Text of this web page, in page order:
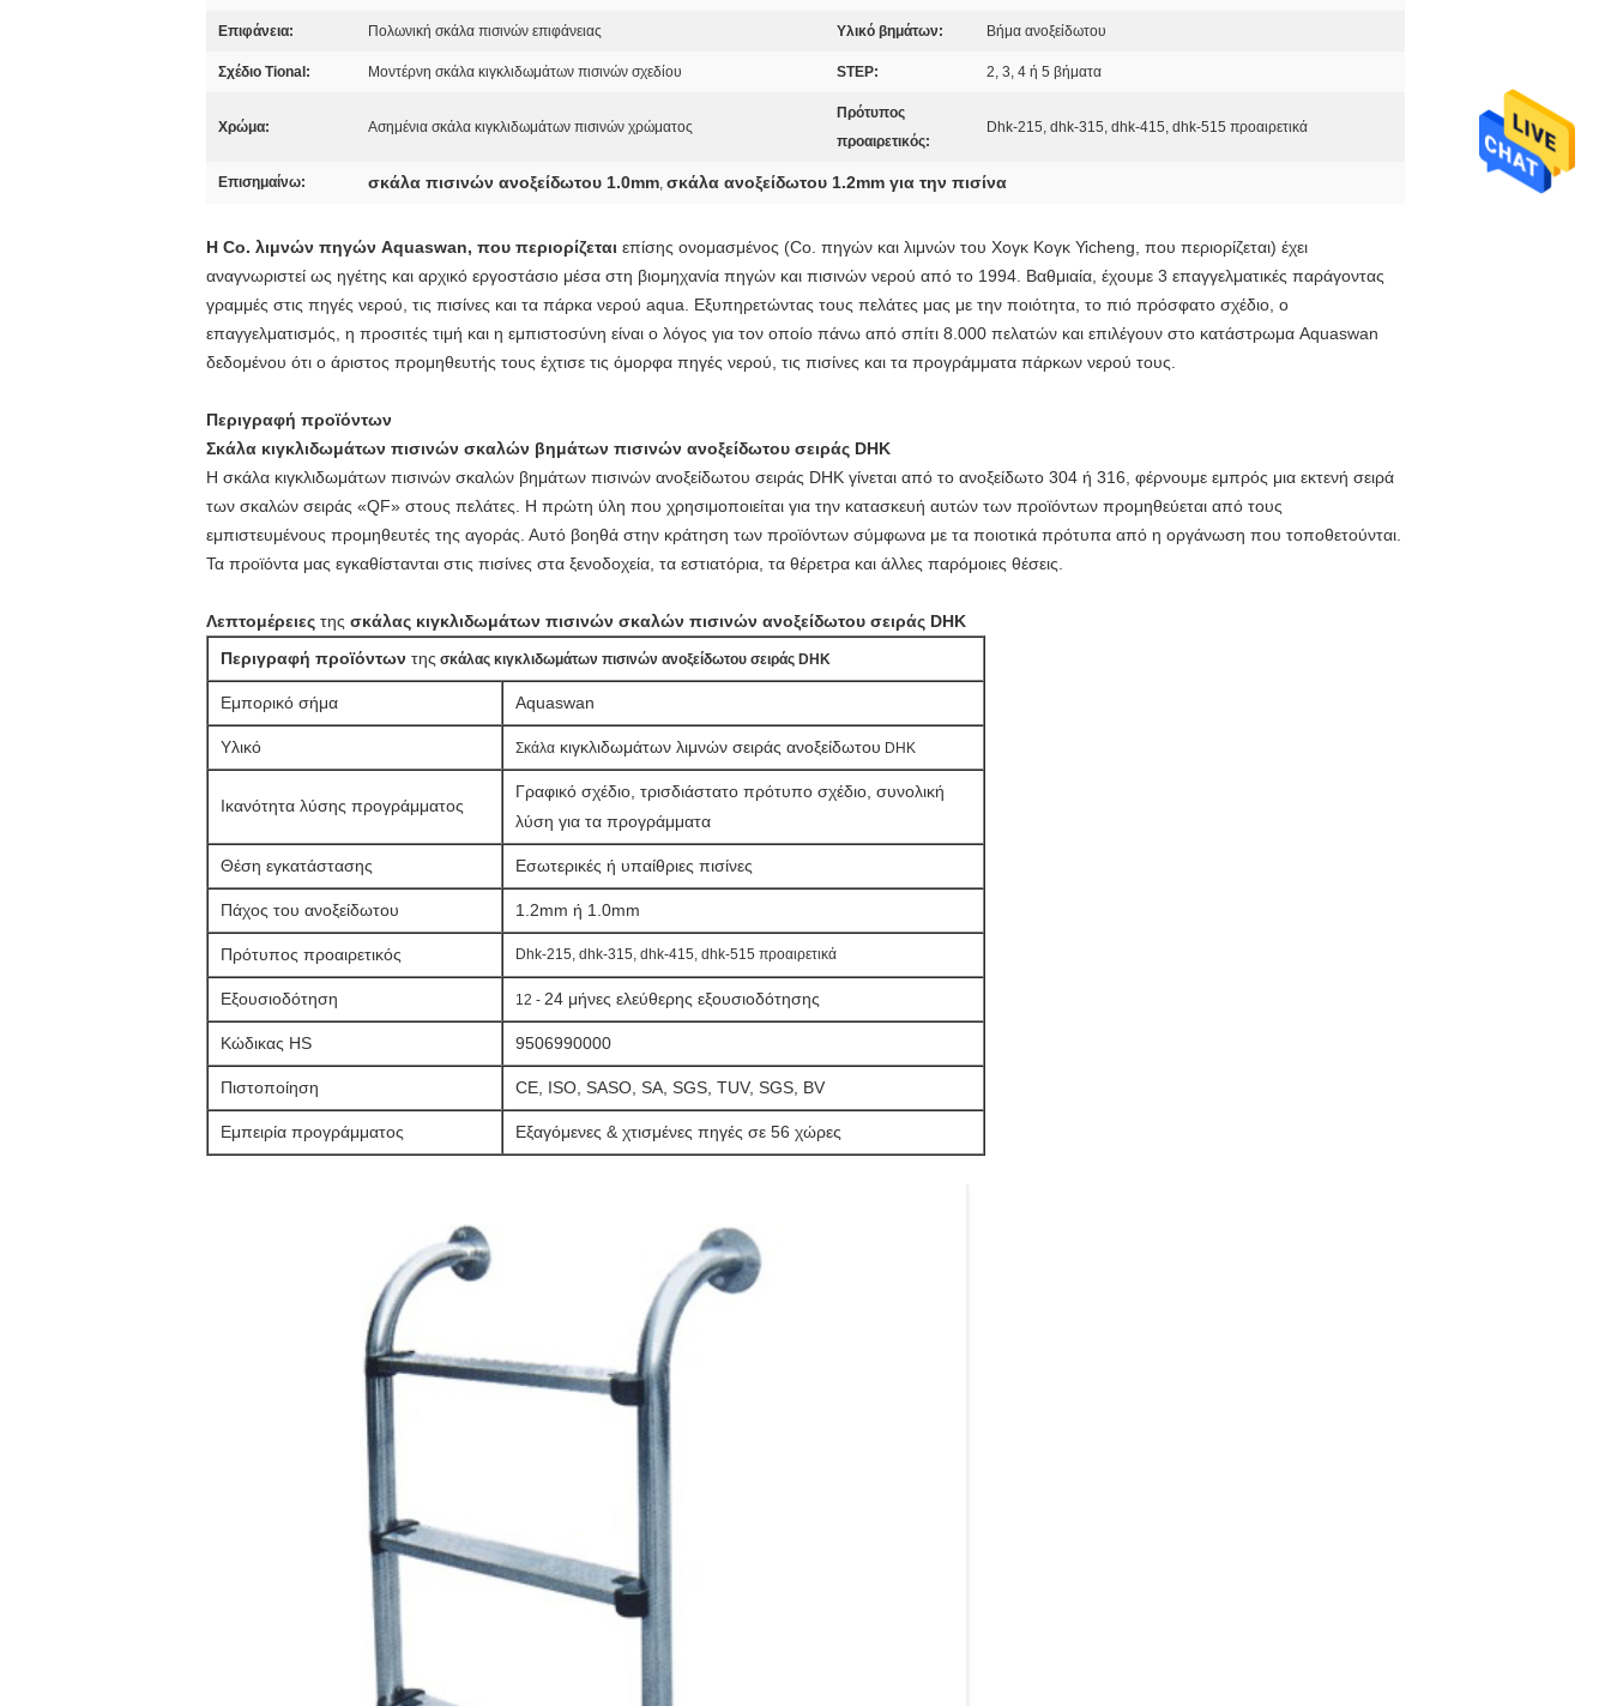
Επιφάνεια: Πολωνική σκάλα πισινών επιφάνειας Υλικό βημάτων: Βήμα ανοξείδωτου
Σχέδιο Tional: Μοντέρνη σκάλα κιγκλιδωμάτων πισινών σχεδίου STEP: 2, 3, 4 ή 5 βήματα
Χρώμα: Ασημένια σκάλα κιγκλιδωμάτων πισινών χρώματος
Πρότυπος
προαιρετικός:
Dhk-215, dhk-315, dhk-415, dhk-515 προαιρετικά
Επισημαίνω: σκάλα πισινών ανοξείδωτου 1.0mm, σκάλα ανοξείδωτου 1.2mm για την πισίνα
Η Co. λιμνών πηγών Aquaswan, που περιορίζεται επίσης ονομασμένος (Co. πηγών και λιμνών του Χογκ Κογκ Yicheng, που περιορίζεται) έχει
αναγνωριστεί ως ηγέτης και αρχικό εργοστάσιο μέσα στη βιομηχανία πηγών και πισινών νερού από το 1994. Βαθμιαία, έχουμε 3 επαγγελματικές παράγοντας
γραμμές στις πηγές νερού, τις πισίνες και τα πάρκα νερού aqua. Εξυπηρετώντας τους πελάτες μας με την ποιότητα, το πιό πρόσφατο σχέδιο, ο
επαγγελματισμός, η προσιτές τιμή και η εμπιστοσύνη είναι ο λόγος για τον οποίο πάνω από σπίτι 8.000 πελατών και επιλέγουν στο κατάστρωμα Aquaswan
δεδομένου ότι ο άριστος προμηθευτής τους έχτισε τις όμορφα πηγές νερού, τις πισίνες και τα προγράμματα πάρκων νερού τους.
Περιγραφή προϊόντων
Σκάλα κιγκλιδωμάτων πισινών σκαλών βημάτων πισινών ανοξείδωτου σειράς DHK
Η σκάλα κιγκλιδωμάτων πισινών σκαλών βημάτων πισινών ανοξείδωτου σειράς DHK γίνεται από το ανοξείδωτο 304 ή 316, φέρνουμε εμπρός μια εκτενή σειρά
των σκαλών σειράς «QF» στους πελάτες. Η πρώτη ύλη που χρησιμοποιείται για την κατασκευή αυτών των προϊόντων προμηθεύεται από τους
εμπιστευμένους προμηθευτές της αγοράς. Αυτό βοηθά στην κράτηση των προϊόντων σύμφωνα με τα ποιοτικά πρότυπα από η οργάνωση που τοποθετούνται.
Τα προϊόντα μας εγκαθίστανται στις πισίνες στα ξενοδοχεία, τα εστιατόρια, τα θέρετρα και άλλες παρόμοιες θέσεις.
Λεπτομέρειες της σκάλας κιγκλιδωμάτων πισινών σκαλών πισινών ανοξείδωτου σειράς DHK
Περιγραφή προϊόντων της σκάλας κιγκλιδωμάτων πισινών ανοξείδωτου σειράς DHK
Εμπορικό σήμα Aquaswan
Υλικό Σκάλα κιγκλιδωμάτων λιμνών σειράς ανοξείδωτου DHK
Ικανότητα λύσης προγράμματος
Γραφικό σχέδιο, τρισδιάστατο πρότυπο σχέδιο, συνολική
λύση για τα προγράμματα
Θέση εγκατάστασης Εσωτερικές ή υπαίθριες πισίνες
Πάχος του ανοξείδωτου 1.2mm ή 1.0mm
Πρότυπος προαιρετικός Dhk-215, dhk-315, dhk-415, dhk-515 προαιρετικά
Εξουσιοδότηση 12 - 24 μήνες ελεύθερης εξουσιοδότησης
Κώδικας HS 9506990000
Πιστοποίηση CE, ISO, SASO, SA, SGS, TUV, SGS, BV
Εμπειρία προγράμματος Εξαγόμενες & χτισμένες πηγές σε 56 χώρες